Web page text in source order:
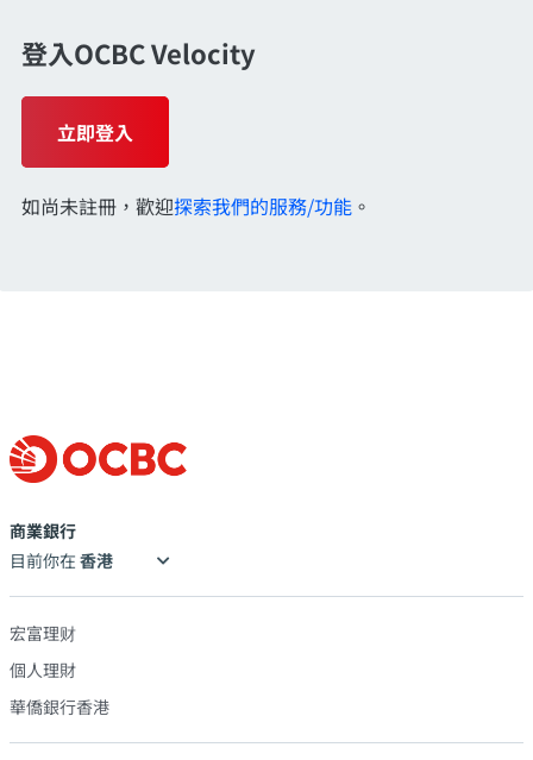
登入OCBC Velocity
立即登入
如尚未註冊，歡迎探索我們的服務/功能 。
商業銀行
目前你在
宏富理财
個人理財
華僑銀行香港